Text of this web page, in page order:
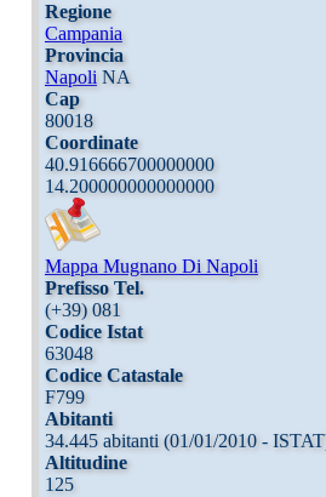
Regione
Campania
Provincia
Napoli NA
Cap
80018
Coordinate
40.916666700000000
14.200000000000000
Mappa Mugnano Di Napoli
Prefisso Tel.
(+39) 081
Codice Istat
63048
Codice Catastale
F799
Abitanti
34.445 abitanti (01/01/2010 -
Altitudine
125